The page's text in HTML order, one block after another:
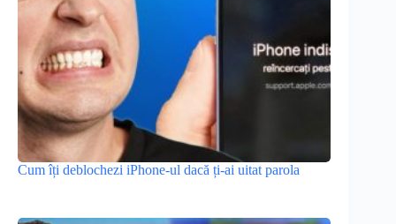
Cum îți deblochezi iPhone-ul dacă ți-ai uitat parola